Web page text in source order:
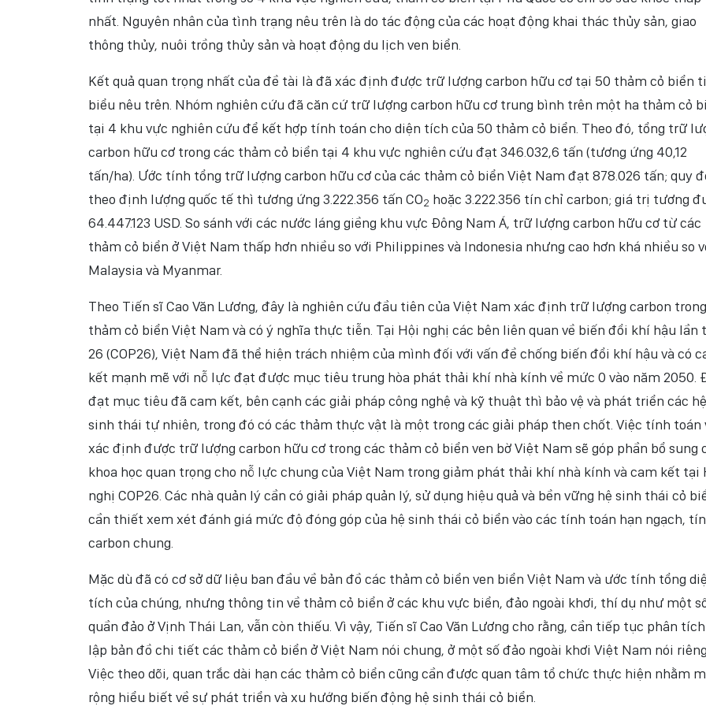
nhất. Nguyên nhân của tình trạng nêu trên là do tác động của các hoạt động khai thác thủy sản, giao
thông thủy, nuôi trồng thủy sản và hoạt động du lịch ven biển.
Kết quả quan trọng nhất của đề tài là đã xác định được trữ lượng carbon hữu cơ tại 50 thảm cỏ biển
biểu nêu trên. Nhóm nghiên cứu đã căn cứ trữ lượng carbon hữu cơ trung bình trên một ha thảm cỏ
tại 4 khu vực nghiên cứu để kết hợp tính toán cho diện tích của 50 thảm cỏ biển. Theo đó, tổng trữ
carbon hữu cơ trong các thảm cỏ biển tại 4 khu vực nghiên cứu đạt 346.032,6 tấn (tương ứng 40,12
tấn/ha). Ước tính tổng trữ lượng carbon hữu cơ của các thảm cỏ biển Việt Nam đạt 878.026 tấn; quy
theo định lượng quốc tế thì tương ứng 3.222.356 tấn CO2 hoặc 3.222.356 tín chỉ carbon; giá trị tương
64.447.123 USD. So sánh với các nước láng giềng khu vực Đông Nam Á, trữ lượng carbon hữu cơ từ các
thảm cỏ biển ở Việt Nam thấp hơn nhiều so với Philippines và Indonesia nhưng cao hơn khá nhiều so
Malaysia và Myanmar.
Theo Tiến sĩ Cao Văn Lương, đây là nghiên cứu đầu tiên của Việt Nam xác định trữ lượng carbon trong
thảm cỏ biển Việt Nam và có ý nghĩa thực tiễn. Tại Hội nghị các bên liên quan về biến đổi khí hậu lần
26 (COP26), Việt Nam đã thể hiện trách nhiệm của mình đối với vấn đề chống biến đổi khí hậu và có
kết mạnh mẽ với nỗ lực đạt được mục tiêu trung hòa phát thải khí nhà kính về mức 0 vào năm 2050.
đạt mục tiêu đã cam kết, bên cạnh các giải pháp công nghệ và kỹ thuật thì bảo vệ và phát triển các hệ
sinh thái tự nhiên, trong đó có các thảm thực vật là một trong các giải pháp then chốt. Việc tính toán
xác định được trữ lượng carbon hữu cơ trong các thảm cỏ biển ven bờ Việt Nam sẽ góp phần bổ sung
khoa học quan trọng cho nỗ lực chung của Việt Nam trong giảm phát thải khí nhà kính và cam kết tại
nghị COP26. Các nhà quản lý cần có giải pháp quản lý, sử dụng hiệu quả và bền vững hệ sinh thái cỏ
cần thiết xem xét đánh giá mức độ đóng góp của hệ sinh thái cỏ biển vào các tính toán hạn ngạch,
carbon chung.
Mặc dù đã có cơ sở dữ liệu ban đầu về bản đồ các thảm cỏ biển ven biển Việt Nam và ước tính tổng
tích của chúng, nhưng thông tin về thảm cỏ biển ở các khu vực biển, đảo ngoài khơi, thí dụ như một
quần đảo ở Vịnh Thái Lan, vẫn còn thiếu. Vì vậy, Tiến sĩ Cao Văn Lương cho rằng, cần tiếp tục phân
lập bản đồ chi tiết các thảm cỏ biển ở Việt Nam nói chung, ở một số đảo ngoài khơi Việt Nam nói riêng.
Việc theo dõi, quan trắc dài hạn các thảm cỏ biển cũng cần được quan tâm tổ chức thực hiện nhằm
rộng hiểu biết về sự phát triển và xu hướng biến động hệ sinh thái cỏ biển.